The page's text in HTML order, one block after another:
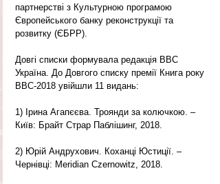
партнерстві з Культурною програмою
Європейського банку реконструкції та
розвитку (ЄБРР).
Довгі списки формувала редакція ВВС
Україна. До Довгого списку премії Книга року
ВВС-2018 увійшли 11 видань:
1) Ірина Агапєєва. Троянди за колючкою. –
Київ: Брайт Страр Паблішинг, 2018.
2) Юрій Андрухович. Коханці Юстиції. –
Чернівці: Meridian Czernowitz, 2018.